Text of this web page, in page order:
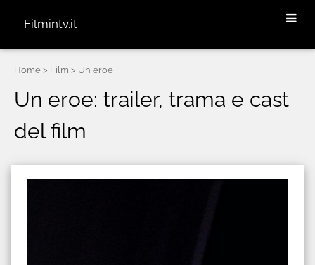
Filmintv.it
Home > Film > Un eroe
Un eroe: trailer, trama e cast
del film